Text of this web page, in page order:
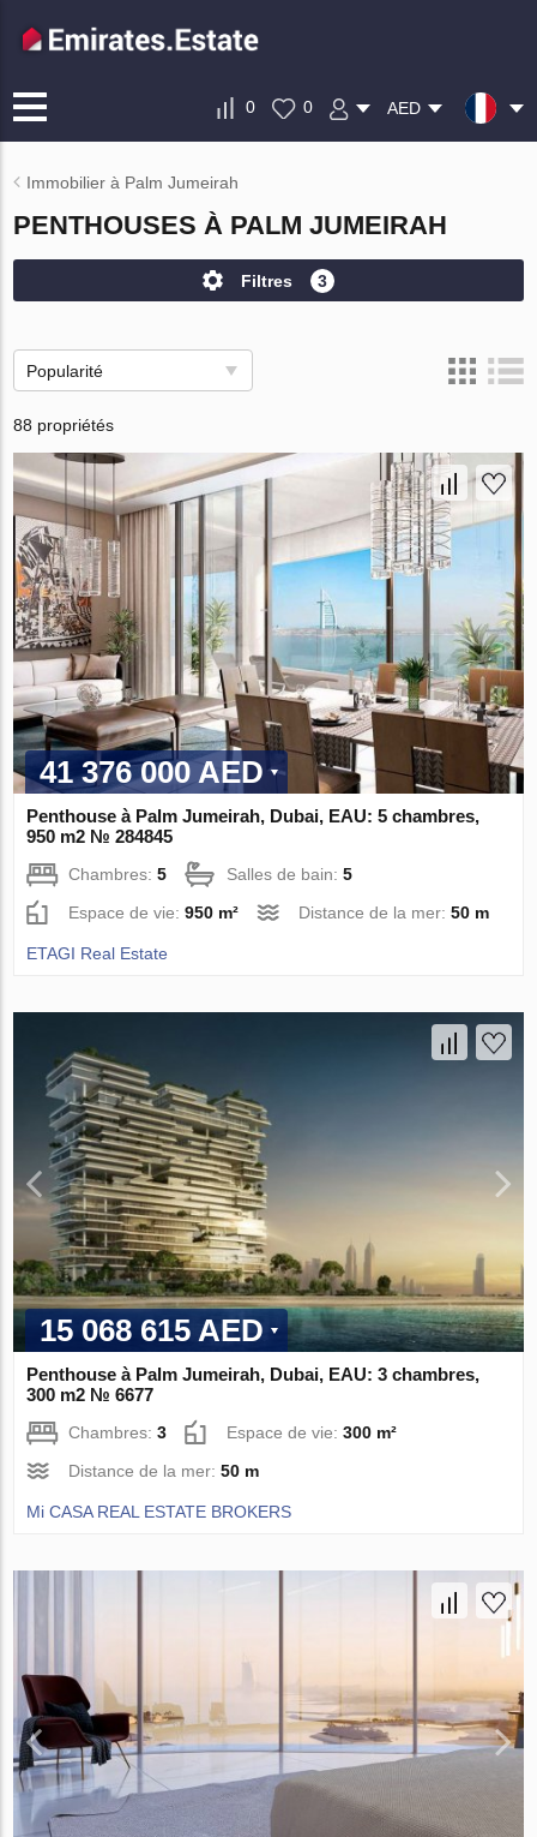
0 0 AED
Immobilier à Palm Jumeirah
PENTHOUSES À PALM JUMEIRAH
Filtres 3
Popularité
88 propriétés
41 376 000 AED
Penthouse à Palm Jumeirah, Dubai, EAU: 5 chambres,
950 m2 № 284845
Chambres:5 Salles de bain:5
Espace de vie:950 m² Distance de la mer:50 m
ETAGI Real Estate
15 068 615 AED
Penthouse à Palm Jumeirah, Dubai, EAU: 3 chambres,
300 m2 № 6677
Chambres:3 Espace de vie:300 m²
Distance de la mer:50 m
Mi CASA REAL ESTATE BROKERS